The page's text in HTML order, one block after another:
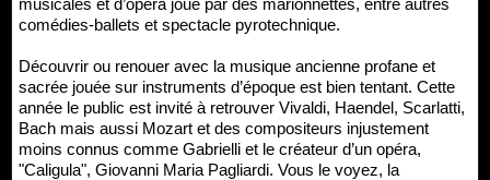
musicales et d’opéra joué par des marionnettes, entre autres
comédies-ballets et spectacle pyrotechnique.
Découvrir ou renouer avec la musique ancienne profane et
sacrée jouée sur instruments d’époque est bien tentant. Cette
année le public est invité à retrouver Vivaldi, Haendel, Scarlatti,
Bach mais aussi Mozart et des compositeurs injustement
moins connus comme Gabrielli et le créateur d’un opéra,
"Caligula", Giovanni Maria Pagliardi. Vous le voyez, la